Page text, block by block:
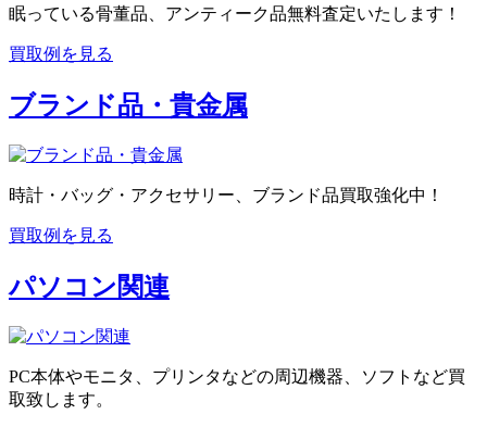
眠っている骨董品、アンティーク品無料査定いたします！
買取例を見る
ブランド品・貴金属
時計・バッグ・アクセサリー、ブランド品買取強化中！
買取例を見る
パソコン関連
PC本体やモニタ、プリンタなどの周辺機器、ソフトなど買
取致します。